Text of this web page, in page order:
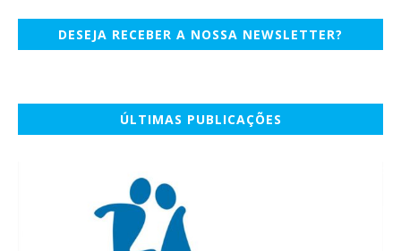
DESEJA RECEBER A NOSSA NEWSLETTER?
ÚLTIMAS PUBLICAÇÕES